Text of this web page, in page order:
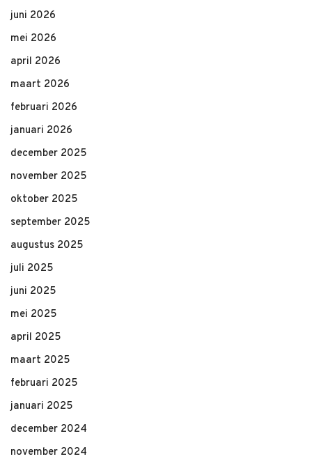
juni 2026
mei 2026
april 2026
maart 2026
februari 2026
januari 2026
december 2025
november 2025
oktober 2025
september 2025
augustus 2025
juli 2025
juni 2025
mei 2025
april 2025
maart 2025
februari 2025
januari 2025
december 2024
november 2024